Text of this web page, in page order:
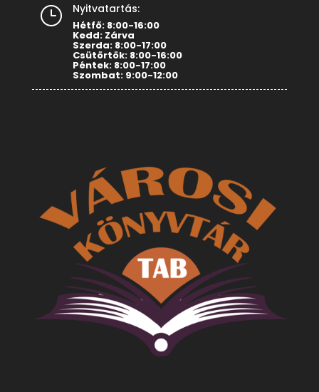
} Nyitvatartás:
Hétfő: 8:00-16:00
Kedd: Zárva
Szerda: 8:00-17:00
Csütörtök: 8:00-16:00
Péntek: 8:00-17:00
Szombat: 9:00-12:00